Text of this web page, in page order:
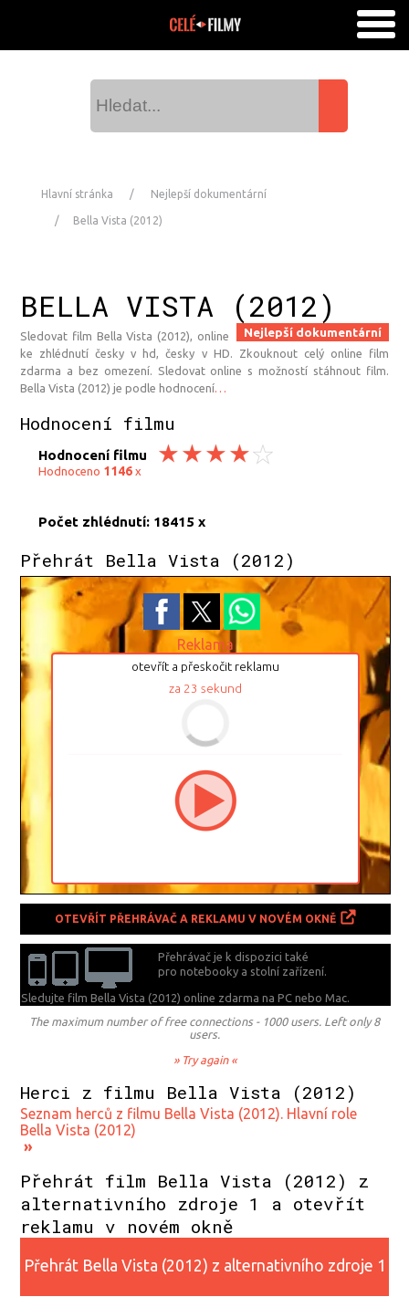
Hlavní stránka Nejlepší dokumentární
Bella Vista (2012)
BELLA VISTA (2012)
Nejlepší dokumentární
Sledovat film Bella Vista (2012), online
ke zhlédnutí česky v hd, česky v HD. Zkouknout celý online film
zdarma a bez omezení. Sledovat online s možností stáhnout film.
Bella Vista (2012) je podle hodnocení
Hodnocení filmu
Hodnocení filmu
Hodnoceno 1146x
Počet zhlédnutí: 18415 x
Přehrát Bella Vista (2012)
Reklama
otevřít a přeskočit reklamu
za 23 sekund
OTEVŘÍT PŘEHRÁVAČ A REKLAMU V NOVÉM OKNĚ
Přehrávač je k dispozici také
pro notebooky a stolní zařízení.
Sledujte film Bella Vista (2012) online zdarma naPC nebo Mac.
The maximum number of free connections - 1000 users. Left only 8
users.
» Try again «
Herci z filmu Bella Vista (2012)
Seznam herců z filmu Bella Vista (2012). Hlavní role
Bella Vista (2012)
»
Přehrát film Bella Vista (2012) z
alternativního zdroje 1 a otevřít
reklamu v novém okně
Přehrát Bella Vista (2012) z alternativního zdroje 1